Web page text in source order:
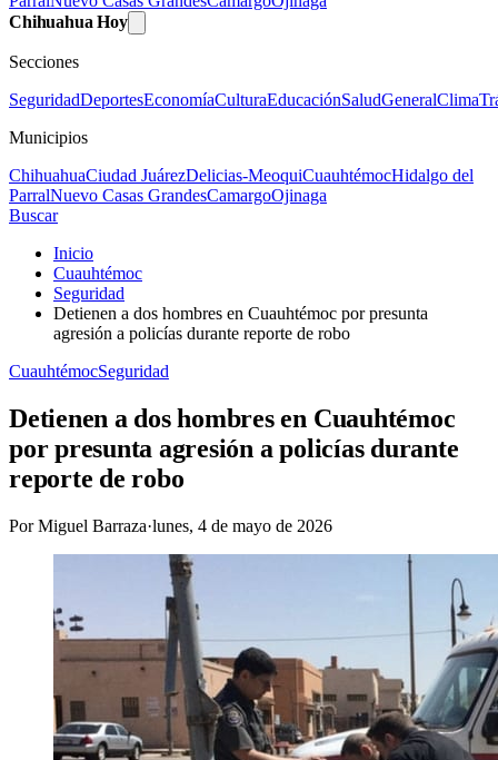
Chihuahua Hoy
Secciones
SeguridadDeportesEconomíaCulturaEducaciónSaludGeneralClima
Municipios
ChihuahuaCiudad JuárezDelicias-MeoquiCuauhtémocHidalgo del
ParralNuevo Casas GrandesCamargoOjinaga
Buscar
Inicio
Cuauhtémoc
Seguridad
Detienen a dos hombres en Cuauhtémoc por presunta
agresión a policías durante reporte de robo
CuauhtémocSeguridad
Detienen a dos hombres en Cuauhtémoc
por presunta agresión a policías durante
reporte de robo
PorMiguel Barraza·lunes, 4 de mayo de 2026